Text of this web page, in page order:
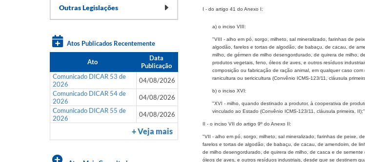
Outras Legislações
Atos Publicados Recentemente
Ato
Data
Publicação
Comunicado DICAR 53 de
2026
04/08/2026
Comunicado DICAR 54 de
2026
04/08/2026
Comunicado DICAR 55 de
2026
04/08/2026
+ Veja mais
I - do artigo 41 do Anexo I:
a) o inciso VIII:
"VIII - alho em pó, sorgo, milheto, sal mineralizado, farinhas de
algodão, farelos e tortas de algodão, de babaçu, de cacau, de
milho, de gérmen de milho desengordurado, de quirera de milho,
produtos vegetais, feno, óleos de aves, e outros resíduos
composição ou fabricação de ração animal, em qualquer caso
ranicultura ou sericicultura (Convênio ICMS-123/11, cláusula
b) o inciso XVI:
"XVI - milho, quando destinado a produtor, à cooperativa de
vinculado ao Estado (Convênio ICMS-123/11, cláusula primeira, II);"
II - o inciso VII do artigo 9º do Anexo II:
"VII - alho em pó, sorgo, milheto, sal mineralizado, farinhas de peixe,
farelos e tortas de algodão, de babaçu, de cacau, de amendoim, de
de milho desengordurado, de quirera de milho, de casca e de
óleos de aves, e outros resíduos industriais, desde que se destinem